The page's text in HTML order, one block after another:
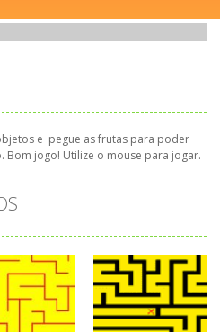
e pegue as frutas para poder
Bom jogo! Utilize o mouse para jogar.